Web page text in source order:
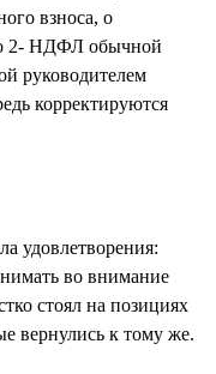
взноса, о
2- НДФЛ обычной
руководителем
корректируются
удовлетворения:
во внимание
стоял на позициях
вернулись к тому же.